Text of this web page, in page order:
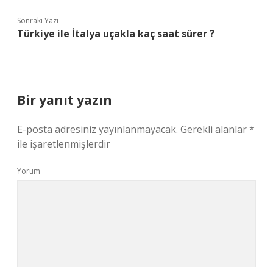
Sonraki Yazı
Türkiye ile İtalya uçakla kaç saat sürer ?
Bir yanıt yazın
E-posta adresiniz yayınlanmayacak. Gerekli alanlar*
ile işaretlenmişlerdir
Yorum